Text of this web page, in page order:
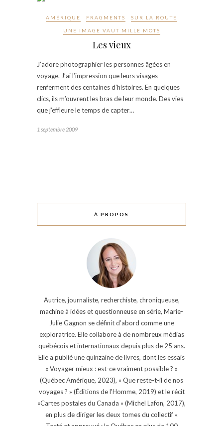
AMÉRIQUE FRAGMENTS SUR LA ROUTE
UNE IMAGE VAUT MILLE MOTS
Les vieux
J’adore photographier les personnes âgées en
voyage. J’ai l’impression que leurs visages
renferment des centaines d’histoires. En quelques
clics, ils m’ouvrent les bras de leur monde. Des vies
que j’effleure le temps de capter…
1 septembre 2009
À PROPOS
Autrice, journaliste, recherchiste, chroniqueuse,
machine à idées et questionneuse en série, Marie-
Julie Gagnon se définit d’abord comme une
exploratrice. Elle collabore à de nombreux médias
québécois et internationaux depuis plus de 25 ans.
Elle a publié une quinzaine de livres, dont les essais
« Voyager mieux : est-ce vraiment possible ? »
(Québec Amérique, 2023), « Que reste-t-il de nos
voyages ? » (Éditions de l'Homme, 2019) et le récit
«Cartes postales du Canada » (Michel Lafon, 2017),
en plus de diriger les deux tomes du collectif «